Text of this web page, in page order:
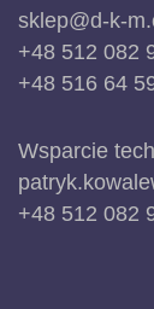
sklep@d-k-
+48 512 082
+48 516 64
Wsparcie
+48 512 082